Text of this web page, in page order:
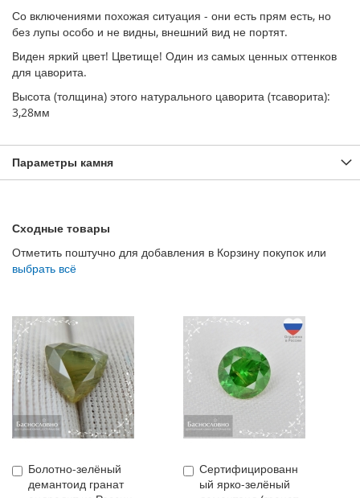
Со включениями похожая ситуация - они есть прям есть, но
без лупы особо и не видны, внешний вид не портят.
Виден яркий цвет! Цветище! Один из самых ценных оттенков
для цаворита.
Высота (толщина) этого натурального цаворита (тсаворита):
3,28мм
Параметры камня
Сходные товары
Отметить поштучно для добавления в Корзину покупок или
выбрать всё
Болотно-зелёный
демантоид гранат
Купить
Сертифицированн
ый ярко-зелёный
Купить